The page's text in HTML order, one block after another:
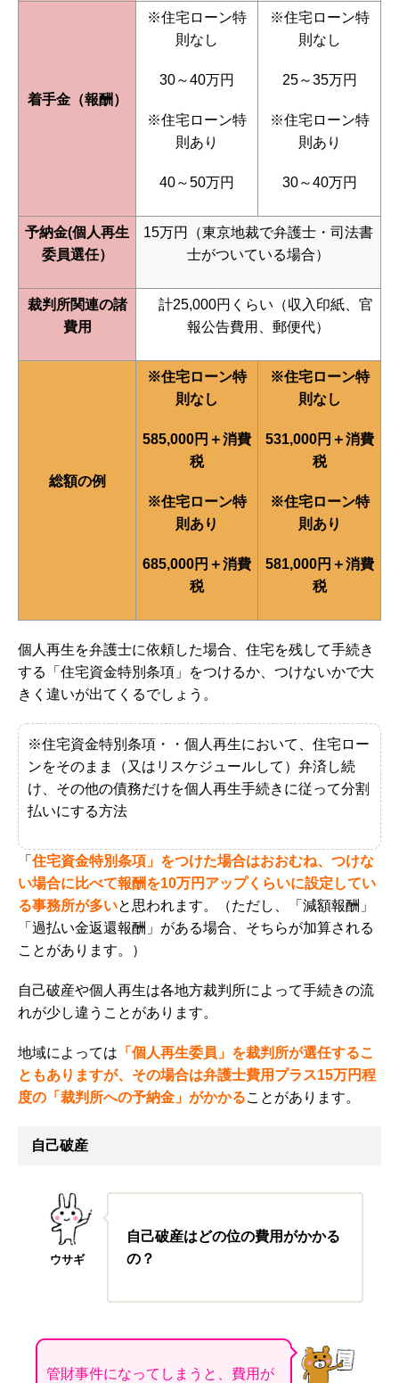
着手金（報酬）
※住宅ローン特
則なし
30～40万円
※住宅ローン特
則あり
40～50万円
※住宅ローン特
則なし
25～35万円
※住宅ローン特
則あり
30～40万円
予納金(個人再生
委員選任）
15万円（東京地裁で弁護士・司法書
士がついている場合）
裁判所関連の諸
費用
計25,000円くらい（収入印紙、官
報公告費用、郵便代）
総額の例
※住宅ローン特
則なし
585,000円＋消費
税
※住宅ローン特
則あり
685,000円＋消費
税
※住宅ローン特
則なし
531,000円＋消費
税
※住宅ローン特
則あり
581,000円＋消費
税
個人再生を弁護士に依頼した場合、住宅を残して手続き
する「住宅資金特別条項」をつけるか、つけないかで大
きく違いが出てくるでしょう。
※住宅資金特別条項・・ 個人再生において、住宅ロー
ンをそのまま（又はリスケジュールして）弁済し続
け、その他の債務だけを個人再生手続きに従って分割
払いにする方法
「 住宅資金特別条項」をつけた場合はおおむね、つけな
い場合に比べて報酬を10万円アップくらいに設定してい
る事務所が多いと思われます。
（ただし、「減額報酬」
「過払い金返還報酬」がある場合、そちらが加算される
ことがあります。）
自己破産や個人再生は各地方裁判所によって手続きの流
れが少し違うことがあります。
地域によっては 「個人再生委員」を裁判所が選任するこ
ともありますが、その場合は弁護士費用プラス15万円程
度の「裁判所への予納金」がかかることがあります。
自己破産
ウサギ
自己破産はどの位の費用がかかる
の？
管財事件になってしまうと、費用が